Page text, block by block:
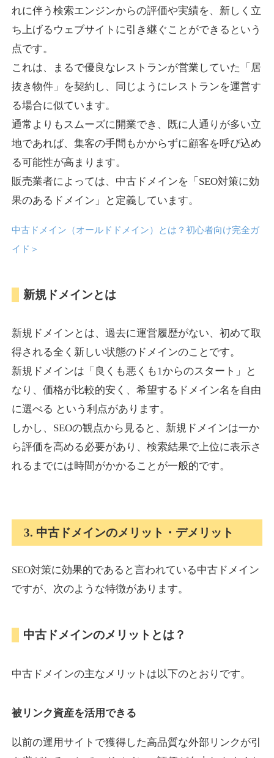
詳細を見る
ジャンルエンターテイメント
37
10,800円
詳細を見る
box-cafe.jp
ジャンル 飲食
DA37 外部リンク数
3,300円 入札 2件
詳細を見る
anipani.jp
DA 37 外部リンク数
lowslotfamilylocal.com
ジャンルその他
DA37 外部リンク数653 ドメイン年齢 1年
onlinepokerbetdansk.com
DA37 外部リンク数629 ドメイン年齢1年
10,800円 入札 0件
econopundit.com
外部リンク数 446
れに伴う検索エンジンからの評価や実績を、新しく立
ち上げるウェブサイトに引き継ぐことができるという
点です。
これは、まるで優良なレストランが営業していた「居
抜き物件」を契約し、同じようにレストランを運営す
る場合に似ています。
通常よりもスムーズに開業でき、既に人通りが多い立
地であれば、集客の手間もかからずに顧客を呼び込め
る可能性が高まります。
販売業者によっては、中古ドメインを「SEO対策に効
果のあるドメイン」と定義しています。
中古ドメイン（オールドドメイン）とは？初心者向け完全ガ
イド ＞
新規ドメインとは
新規ドメインとは、過去に運営履歴がない、初めて取
得される全く新しい状態のドメインのことです。
新規ドメインは「良くも悪くも1からのスタート」と
なり、価格が比較的安く、希望するドメイン名を自由
に選べる という利点があります。
しかし、SEOの観点から見ると、新規ドメインは一か
ら評価を高める必要があり、検索結果で上位に表示さ
れるまでには時間がかかることが一般的です。
3. 中古ドメインのメリット・デメリット
SEO対策に効果的であると言われている中古ドメイン
ですが、次のような特徴があります。
中古ドメインのメリットとは？
中古ドメインの主なメリットは以下のとおりです。
被リンク資産を活用できる
以前の運用サイトで獲得した高品質な外部リンクが引